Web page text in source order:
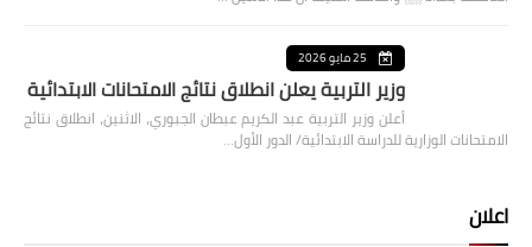
25 مايو 2026
وزير التربية يعلن انطلاق نتائج الامتحانات الابتدائية
أعلن وزير التربية عبد الكريم عبطان الجبوري، الاثنين، انطلاق نتائج
الامتحانات الوزارية للدراسة الابتدائية/ الدور الأول…
اعلان